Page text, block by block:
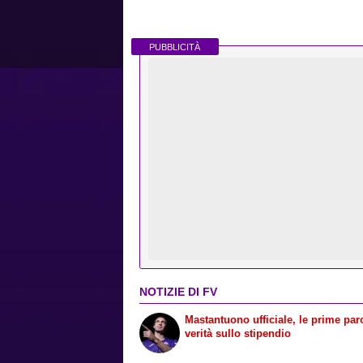
PUBBLICITÀ
NOTIZIE DI FV
Mastantuono ufficiale, le prime
verità sullo stipendio